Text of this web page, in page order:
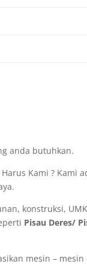
anda butuhkan.
Kami ? Kami
konstruksi,
Pisau Deres/
mesin – mesin